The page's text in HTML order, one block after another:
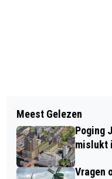
GEMEENTE
BEZIG MET
PEPERSTRAAT
HEMMES
MILJOEN VOOR
ZAADZAAIJER
Meest Gelezen
Poging
mislukt
Vragen